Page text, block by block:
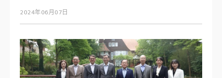
2024年06月07日